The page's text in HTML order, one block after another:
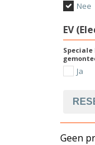
Nee
EV
Speciale
Ja
Geen